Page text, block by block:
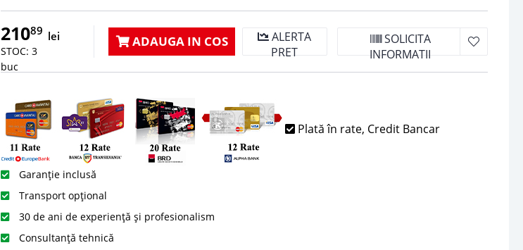
21089 lei
STOC: 3
buc
ADAUGA IN COS
ALERTA
PRET
SOLICITA
INFORMATII
Plată în rate, Credit Bancar
Garanție inclusă
Transport opțional
30 de ani de experiență și profesionalism
Consultanță tehnică